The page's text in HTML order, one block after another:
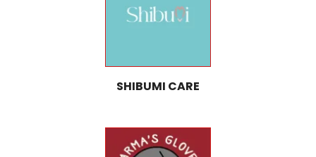
SHIBUMI CARE